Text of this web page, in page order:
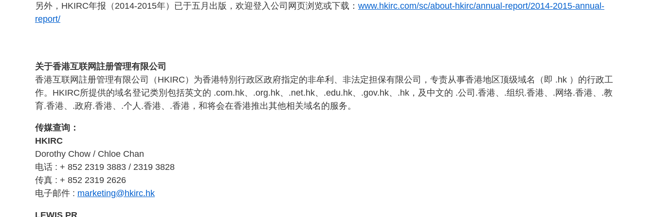
另外，HKIRC年报（2014-2015年）已于五月出版，欢迎登入公司网页浏览或下载： www.hkirc.com/sc/about-hkirc/annual-report/2014-2015-annual-
report/
关于香港互联网註册管理有限公司
香港互联网註册管理有限公司（HKIRC）为香港特別行政区政府指定的非牟利、非法定担保有限公司，专责从事香港地区顶级域名（即 .hk ）的行政工
作。HKIRC所提供的域名登记类別包括英文的 .com.hk、.org.hk、.net.hk、.edu.hk、.gov.hk、.hk，及中文的 .公司.香港、.组织.香港、.网络.香港、.教
育.香港、.政府.香港、.个人.香港、.香港，和将会在香港推出其他相关域名的服务。
传媒查询：
HKIRC
Dorothy Chow / Chloe Chan
电话 : + 852 2319 3883 / 2319 3828
传真 : + 852 2319 2626
电子邮件 : marketing@hkirc.hk
LEWIS PR